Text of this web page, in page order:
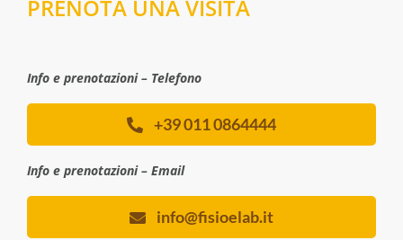
PRENOTA UNA VISITA
Info e prenotazioni – Telefono
+39 011 0864444
Info e prenotazioni – Email
info@fisioelab.it